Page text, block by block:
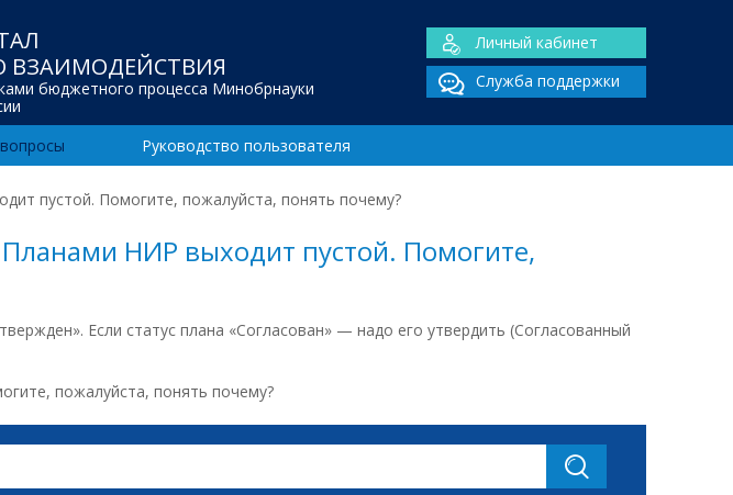
бюджетного процесса Минобрнауки
Личный кабинет
Служба поддержки
Руководство пользователя
пустой. Помогите, пожалуйста, понять почему?
НИР выходит пустой. Помогите,
Если статус плана «Согласован» — надо его утвердить (Согласованный
пожалуйста, понять почему?